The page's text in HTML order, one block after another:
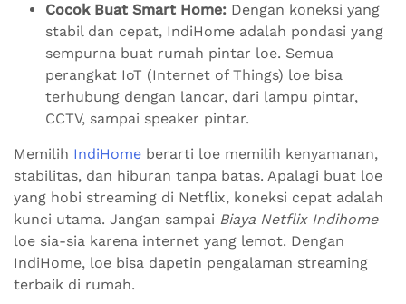
Cocok Buat Smart Home: Dengan koneksi yang
stabil dan cepat, IndiHome adalah pondasi yang
sempurna buat rumah pintar loe. Semua
perangkat IoT (Internet of Things) loe bisa
terhubung dengan lancar, dari lampu pintar,
CCTV, sampai speaker pintar.
Memilih IndiHome berarti loe memilih kenyamanan,
stabilitas, dan hiburan tanpa batas. Apalagi buat loe
yang hobi streaming di Netflix, koneksi cepat adalah
kunci utama. Jangan sampai Biaya Netflix Indihome
loe sia-sia karena internet yang lemot. Dengan
IndiHome, loe bisa dapetin pengalaman streaming
terbaik di rumah.